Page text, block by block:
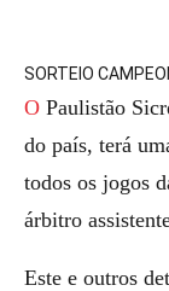
SORTEIO
O Paulistão Sicredi, mais antigo e tradicional Estadual
do país, terá
todos os jogos
árbitro
Este e outros